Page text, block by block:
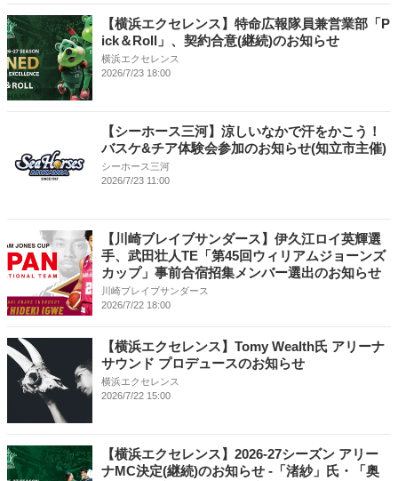
【横浜エクセレンス】特命広報隊員兼営業部「P
ick＆Roll」、契約合意(継続)のお知らせ
横浜エクセレンス
2026/7/23 18:00
【シーホース三河】涼しいなかで汗をかこう！
バスケ&チア体験会参加のお知らせ(知立市主催)
シーホース三河
2026/7/23 11:00
【川崎ブレイブサンダース】伊久江ロイ英輝選
手、武田壮人TE「第45回ウィリアムジョーンズ
カップ」事前合宿招集メンバー選出のお知らせ
川崎ブレイブサンダース
2026/7/22 18:00
【横浜エクセレンス】Tomy Wealth氏 アリーナ
サウンド プロデュースのお知らせ
横浜エクセレンス
2026/7/22 15:00
【横浜エクセレンス】2026-27シーズン アリー
ナMC決定(継続)のお知らせ -「渚紗」氏・「奥